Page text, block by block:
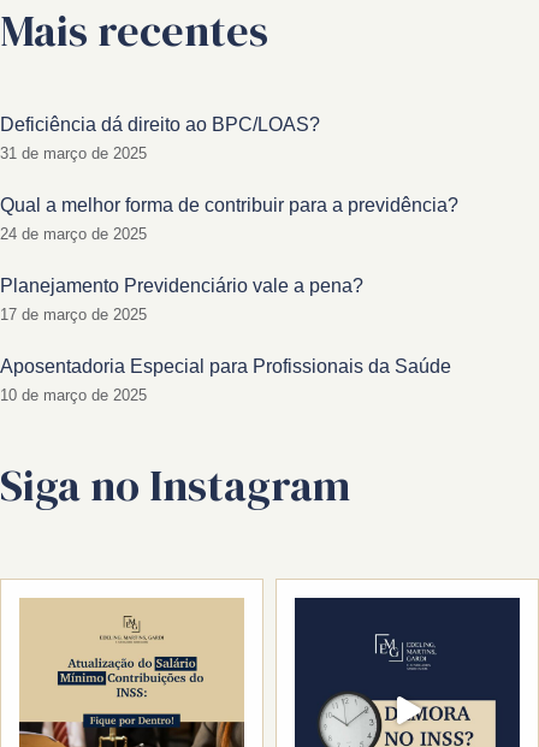
Mais recentes
Deficiência dá direito ao BPC/LOAS?
31 de março de 2025
Qual a melhor forma de contribuir para a previdência?
24 de março de 2025
Planejamento Previdenciário vale a pena?
17 de março de 2025
Aposentadoria Especial para Profissionais da Saúde
10 de março de 2025
Siga no Instagram